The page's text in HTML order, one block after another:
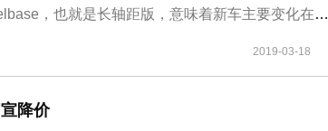
，也就是长轴距版，意味着新车主要变化在于
2019-03-18
降价